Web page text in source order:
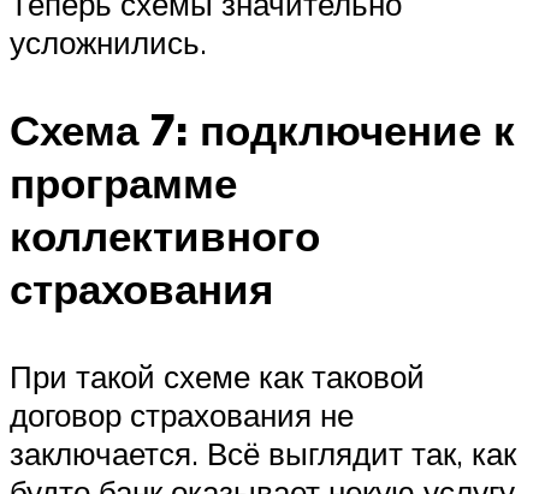
усложнились.
Схема 7: подключение к
программе
коллективного
страхования
При такой схеме как таковой
договор страхования не
заключается. Всё выглядит так, как